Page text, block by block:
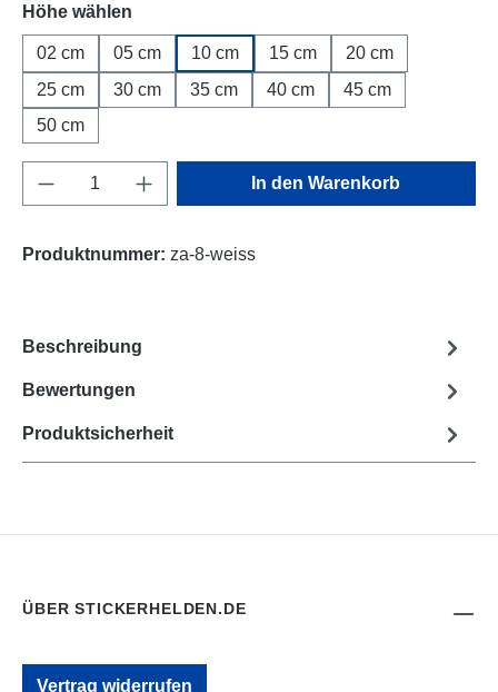
Höhe wählen
02 cm 05 cm 10 cm 15 cm
20 cm
25 cm
30 cm 35 cm 40 cm
45 cm
50 cm
Produkt Anzahl: Gib den gewünschten
In den Warenkorb
Produktnummer: za-8-weiss
Beschreibung
Bewertungen
Produktsicherheit
ÜBER STICKERHELDEN.DE
Vertrag widerrufen